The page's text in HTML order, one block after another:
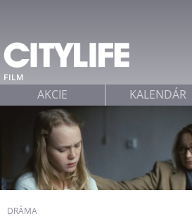
FILM
DRÁMA
AKCIE KALENDÁR